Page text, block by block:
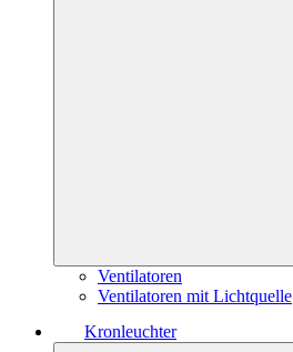
Ventilatoren
Ventilatoren mit Lichtquelle
Kronleuchter